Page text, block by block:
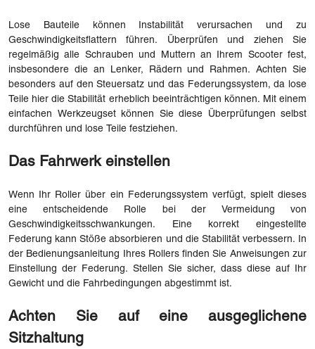
Lose Bauteile können Instabilität verursachen und zu
Geschwindigkeitsflattern führen. Überprüfen und ziehen Sie
regelmäßig alle Schrauben und Muttern an Ihrem Scooter fest,
insbesondere die an Lenker, Rädern und Rahmen. Achten Sie
besonders auf den Steuersatz und das Federungssystem, da lose
Teile hier die Stabilität erheblich beeinträchtigen können. Mit einem
einfachen Werkzeugset können Sie diese Überprüfungen selbst
durchführen und lose Teile festziehen.
Das Fahrwerk einstellen
Wenn Ihr Roller über ein Federungssystem verfügt, spielt dieses
eine entscheidende Rolle bei der Vermeidung von
Geschwindigkeitsschwankungen. Eine korrekt eingestellte
Federung kann Stöße absorbieren und die Stabilität verbessern. In
der Bedienungsanleitung Ihres Rollers finden Sie Anweisungen zur
Einstellung der Federung. Stellen Sie sicher, dass diese auf Ihr
Gewicht und die Fahrbedingungen abgestimmt ist.
Achten Sie auf eine ausgeglichene
Sitzhaltung